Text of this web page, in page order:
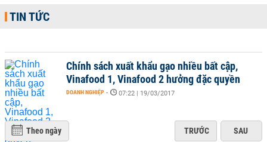
TIN TỨC
Chính sách xuất khẩu gạo nhiều bất cập,
Vinafood 1, Vinafood 2 hưởng đặc quyền
DOANH NGHIỆP - 07:22 | 19/03/2017
Theo ngày TRƯỚC SAU